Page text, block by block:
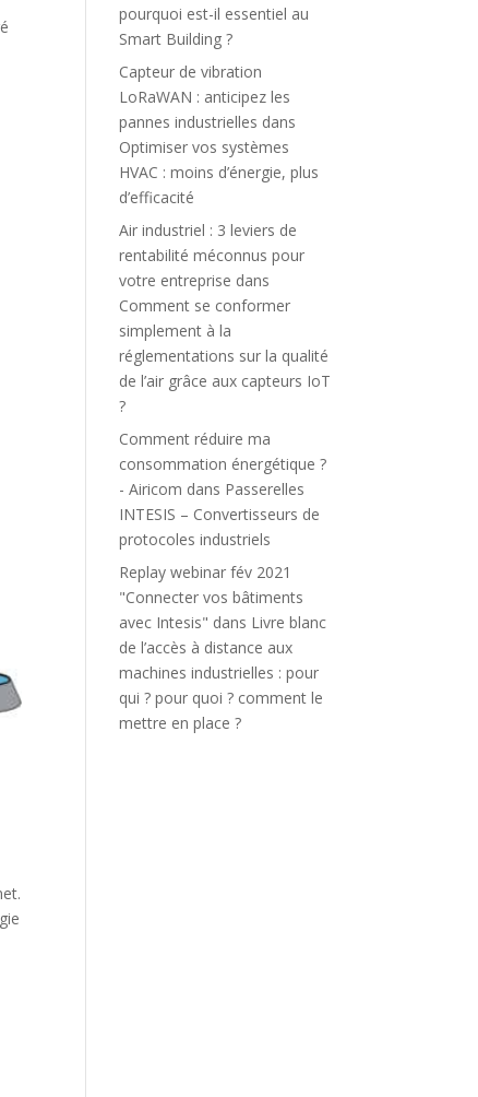
pourquoi est-il essentiel au
Smart Building ?
Capteur de vibration
LoRaWAN : anticipez les
pannes industrielles dans
Optimiser vos systèmes
HVAC : moins d’énergie, plus
d’efficacité
Air industriel : 3 leviers de
rentabilité méconnus pour
votre entreprise dans
Comment se conformer
simplement à la
réglementations sur la qualité
de l’air grâce aux capteurs IoT
?
Comment réduire ma
consommation énergétique ?
- Airicom dans Passerelles
INTESIS – Convertisseurs de
protocoles industriels
Replay webinar fév 2021
"Connecter vos bâtiments
avec Intesis" dans Livre blanc
de l’accès à distance aux
machines industrielles : pour
qui ? pour quoi ? comment le
mettre en place ?